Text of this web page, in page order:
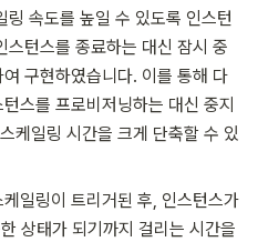
속도를 높일 수 있도록 인스턴
턴스를 종료하는 대신 잠시 중
구현하였습니다. 이를 통해 다
스를 프로비저닝하는 대신 중지
케일링 시간을 크게 단축할 수 있
일링이 트리거된 후, 인스턴스가
상태가 되기까지 걸리는 시간을